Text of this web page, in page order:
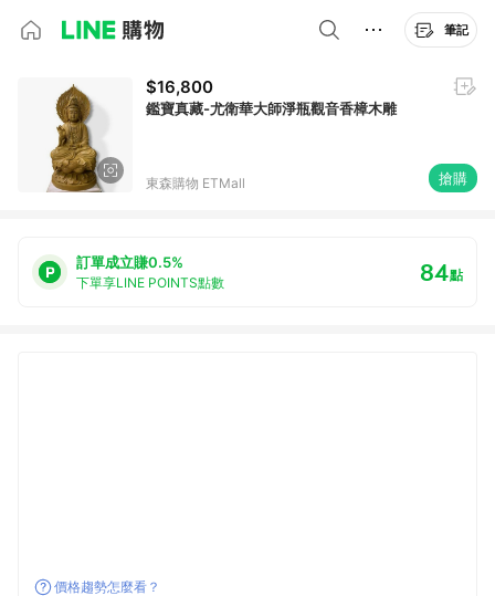
筆記
$16,800
鑑寶真藏-尤衛華大師淨瓶觀音香樟木雕
東森購物 ETMall 搶購
訂單成立賺0.5%
下單享LINE POINTS點數 84點
價格趨勢怎麼看？